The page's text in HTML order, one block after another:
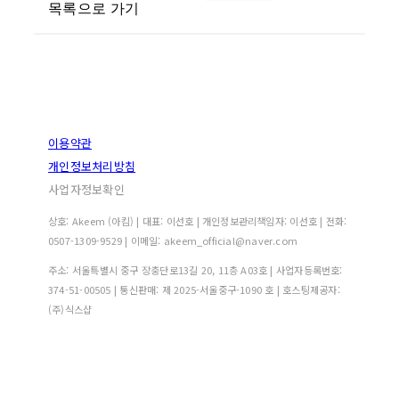
목록으로 가기
이용약관
개인정보처리방침
사업자정보확인
상호: Akeem (아킴) | 대표: 이선호 | 개인정보관리책임자: 이선호 | 전화:
0507-1309-9529 | 이메일: akeem_official@naver.com
주소: 서울특별시 중구 장충단로13길 20, 11층 A03호 | 사업자등록번호:
374-51-00505 | 통신판매: 제 2025-서울중구-1090 호 | 호스팅제공자:
(주)식스샵